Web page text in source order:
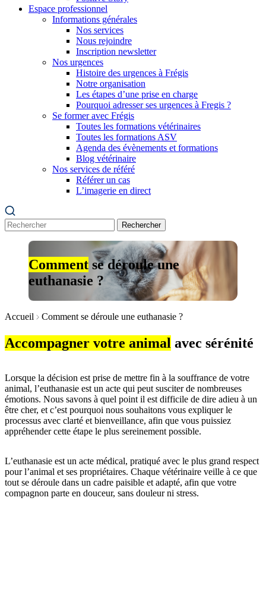
Espace professionnel
Informations générales
Nos services
Nous rejoindre
Inscription newsletter
Nos urgences
Histoire des urgences à Frégis
Notre organisation
Les étapes d’une prise en charge
Pourquoi adresser ses urgences à Fregis ?
Se former avec Frégis
Toutes les formations vétérinaires
Toutes les formations ASV
Agenda des évènements et formations
Blog vétérinaire
Nos services de référé
Référer un cas
L’imagerie en direct
Rechercher
Comment se déroule une
euthanasie ?
Accueil Comment se déroule une euthanasie ?
Accompagner votre animal avec sérénité
Lorsque la décision est prise de mettre fin à la souffrance de votre
animal, l’euthanasie est un acte qui peut susciter de nombreuses
émotions. Nous savons à quel point il est difficile de dire adieu à un
être cher, et c’est pourquoi nous souhaitons vous expliquer le
processus avec clarté et bienveillance, afin que vous puissiez
appréhender cette étape le plus sereinement possible.
L’euthanasie est un acte médical, pratiqué avec le plus grand respect
pour l’animal et ses propriétaires. Chaque vétérinaire veille à ce que
tout se déroule dans un cadre paisible et adapté, afin que votre
compagnon parte en douceur, sans douleur ni stress.